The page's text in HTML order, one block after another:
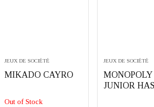
JEUX DE SOCIÉTÉ
MIKADO CAYRO
Out of Stock
JEUX DE SOCIÉTÉ
MONOPOLY
JUNIOR